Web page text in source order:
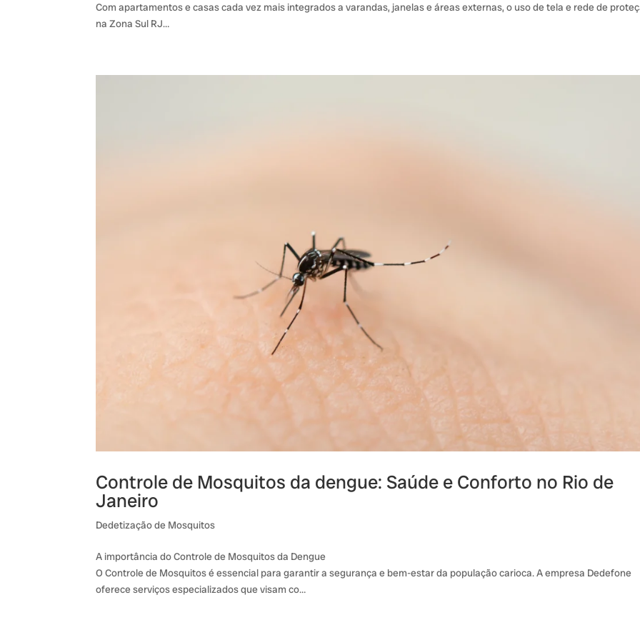
Com apartamentos e casas cada vez mais integrados a varandas, janelas e áreas externas, o uso de tela e rede de
na Zona Sul RJ…
Controle de Mosquitos da dengue: Saúde e Conforto no Rio de
Janeiro
Dedetização de Mosquitos
A importância do Controle de Mosquitos da Dengue
O Controle de Mosquitos é essencial para garantir a segurança e bem-estar da população carioca. A empresa Dedefone
oferece serviços especializados que visam co…